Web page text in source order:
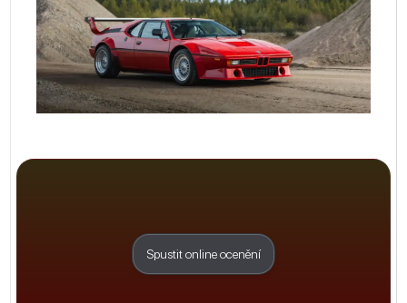
Spustit online ocenění